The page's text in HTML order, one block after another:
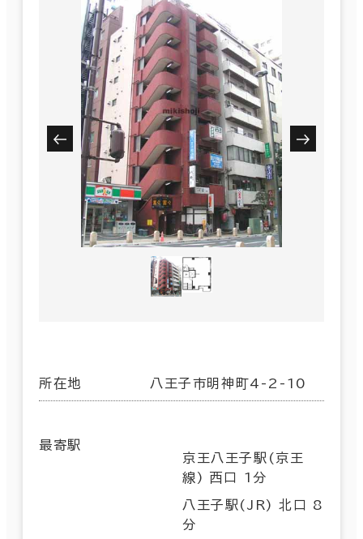
所在地 八王子市明神町4-2-10
最寄駅
京王八王子駅(京王
線) 西口 1分
八王子駅(JR) 北口 8
分